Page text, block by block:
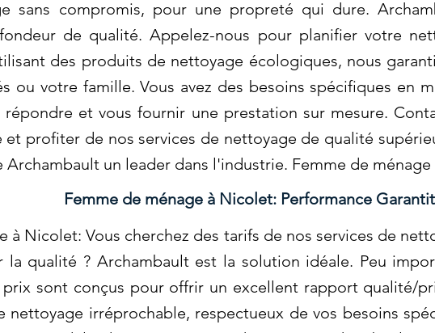
sans compromis, pour une propreté qui dure.
de qualité. Appelez-nous pour planifier votre
des produits de nettoyage écologiques, nous
ou votre famille. Vous avez des besoins spécifiques en
et vous fournir une prestation sur mesure.
et profiter de nos services de nettoyage de qualité
Archambault un leader dans l'industrie. Femme de
Femme de ménage à Nicolet: Performance Garantit
à Nicolet: Vous cherchez des tarifs de nos services de
la qualité ? Archambault est la solution idéale. Peu
sont conçus pour offrir un excellent rapport qualité/
nettoyage irréprochable, respectueux de vos besoins